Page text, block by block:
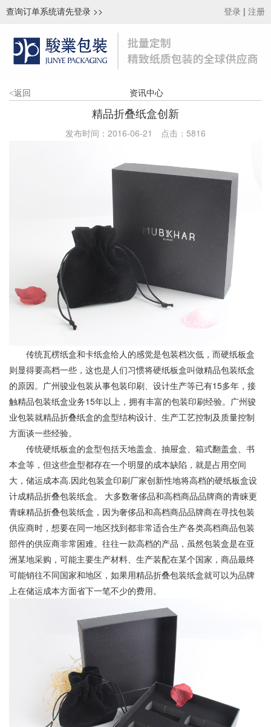
查询订单系统请先登录 >> 登录 | 注册
<返回 资讯中心
精品折叠纸盒创新
发布时间：2016-06-21 点击： 5816
传统瓦楞纸盒和卡纸盒给人的感觉是包装档次低，而硬纸板盒
则显得要高档一些，这也是人们习惯将硬纸板盒叫做精品包装纸盒
的原因。广州骏业包装从事包装印刷、设计生产等已有15多年，接
触精品包装纸盒业务15年以上，拥有丰富的包装印刷经验。广州骏
业包装就精品折叠纸盒的盒型结构设计、生产工艺控制及质量控制
方面谈一些经验。
传统硬纸板盒的盒型包括天地盖盒、抽屉盒、箱式翻盖盒、书
本盒等，但这些盒型都存在一个明显的成本缺陷，就是占用空间
大，储运成本高.因此包装盒印刷厂家创新性地将高档的硬纸板盒设
计成精品折叠包装纸盒。 大多数奢侈品和高档商品品牌商的青睐更
青睐精品折叠包装纸盒，因为奢侈品和高档商品品牌商在寻找包装
供应商时，想要在同一地区找到都非常适合生产各类高档商品包装
部件的供应商非常困难。往往一款高档的产品，虽然包装盒是在亚
洲某地采购，可能主要生产材料、生产装配在某个国家，商品最终
可能销往不同国家和地区，如果用精品折叠包装纸盒就可以为品牌
上在储运成本方面省下一笔不少的费用。